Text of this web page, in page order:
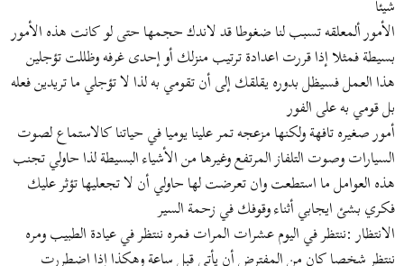
شيئا
الأمور ألمعلقه تسبب لنا ضغوطا قد لاندك حجمها حتى لو كانت هذه الأمور
بسيطة فمثلا إذا قررت اعدادة ترتيب منزلك أو إحدى غرفه وظللت تؤجلين
هذا العمل فسيظل بدوره يقلقك إلى أن تقومي به لذا لا تؤجلي ما تريدين فعله
بل قومي به على الفور
أمور صغيره تافهة ولكنها مزعجه تمر علينا يوميا في حياتنا كالاستماع لصوت
السيارات وصوت التلفاز المرتفع وغيرها من الأشياء البسيطة لذا حاولي تجنب
هذه العوامل ما استطعت وان تعرضت لها حاولي أن لا تجعليها تؤثر عليك
فكري بشئ ايجابي أثناء وقوفك في زحمة السير
الانتظار :ننتظر في اليوم عشرات المرات فمره ننتظر في عيادة الطبيب ومره
ننتظر شخصا كان من المفترض أن يأتي قبل ساعة وهكذا إذا اضطررت